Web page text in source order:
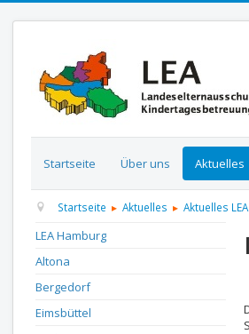
Startseite Über uns Aktuelles
Startseite Aktuelles Aktuelles LEA
LEA Hamburg
Altona
Bergedorf
Eimsbüttel